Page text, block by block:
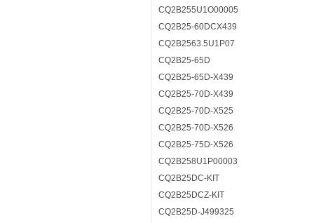
CQ2B255U1O00005
CQ2B25-60DCX439
CQ2B2563.5U1P07
CQ2B25-65D
CQ2B25-65D-X439
CQ2B25-70D-X439
CQ2B25-70D-X525
CQ2B25-70D-X526
CQ2B25-75D-X526
CQ2B258U1P00003
CQ2B25DC-KIT
CQ2B25DCZ-KIT
CQ2B25D-J499325